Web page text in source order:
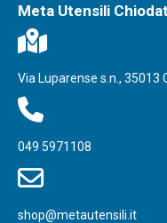
Meta Utensili
Via Luparense s.n., 35013
049 5971108
shop@metautensili.it